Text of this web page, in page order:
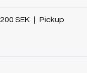
SEK Pickup